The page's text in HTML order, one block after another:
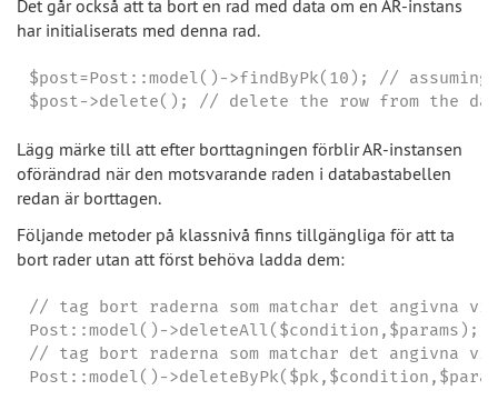
Det går också att ta bort en rad med data om en AR-instans
har initialiserats med denna rad.
$post=Post::model()->findByPk(10); //
$post->delete(); // delete the row from the
Lägg märke till att efter borttagningen förblir AR-instansen
oförändrad när den motsvarande raden i databastabellen
redan är borttagen.
Följande metoder på klassnivå finns tillgängliga för att ta
bort rader utan att först behöva ladda dem:
// tag bort raderna som matchar det angivna
Post::model()->deleteAll($condition,$params);
// tag bort raderna som matchar det angivna
Post::model()-